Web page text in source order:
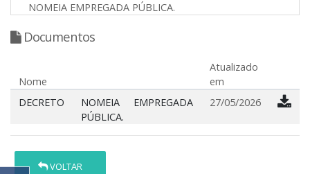
NOMEIA EMPREGADA PÚBLICA.
Documentos
Nome
Atualizado
em
DECRETO
NOMEIA EMPREGADA
PÚBLICA.
27/05/2026
VOLTAR